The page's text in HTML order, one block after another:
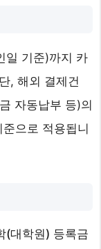
일 기준)까지 카
, 해외 결제건
자동납부 등)의
으로 적용됩니
(대학원) 등록금